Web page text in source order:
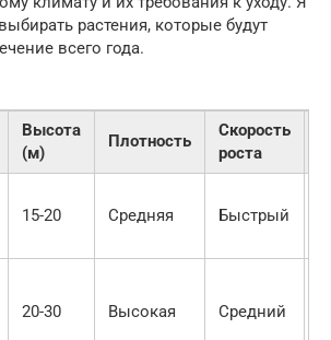
растения, которые будут
всего года.
Высота
(м)
Плотность
Скорость
роста
15-20 Средняя Быстрый
20-30 Высокая Средний